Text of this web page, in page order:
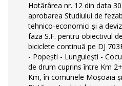
Hotărârea nr. 12 din data
aprobarea Studiului de
tehnico-economici și a
faza S.F. pentru obiectivul
biciclete continuă pe DJ
- Popeşti - Lunguieşti -
de drum cuprins între Km
Km, în comunele Moşoaia